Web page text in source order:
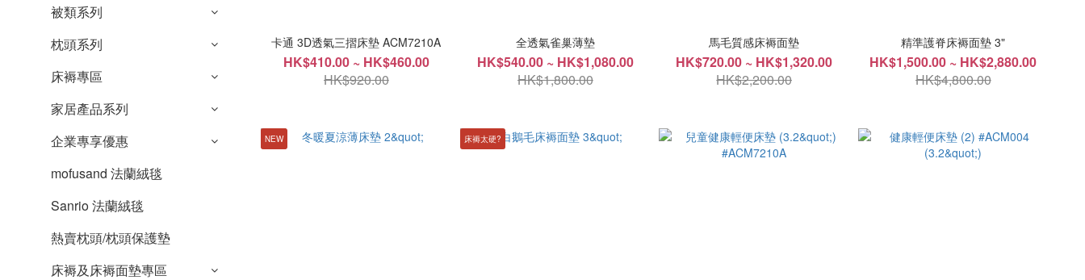
被類系列
枕頭系列
床褥專區
家居產品系列
企業專享優惠
mofusand 法蘭絨毯
Sanrio 法蘭絨毯
熱賣枕頭/枕頭保護墊
床褥及床褥面墊專區
卡通 3D透氣三摺床墊 ACM7210A
HK$410.00 ~ HK$460.00
HK$920.00
全透氣雀巢薄墊
HK$540.00 ~ HK$1,080.00
HK$1,800.00
馬毛質感床褥面墊
HK$720.00 ~ HK$1,320.00
HK$2,200.00
精準護脊床褥面墊 3"
HK$1,500.00 ~ HK$2,880.00
HK$4,800.00
NEW 床褥太硬?